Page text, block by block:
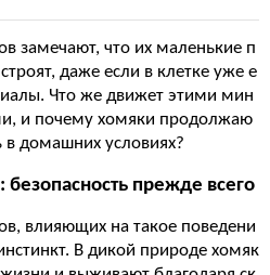
замечают, что их маленькие п
даже если в клетке уже е
Что же движет этими мин
и почему хомяки продолжаю
в домашних условиях?
прежде всего
влияющих на такое поведени
В дикой природе хомяк